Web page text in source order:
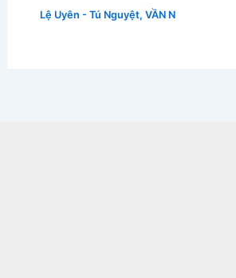
Lệ Uyên - Tú Nguyệt, VẦN N